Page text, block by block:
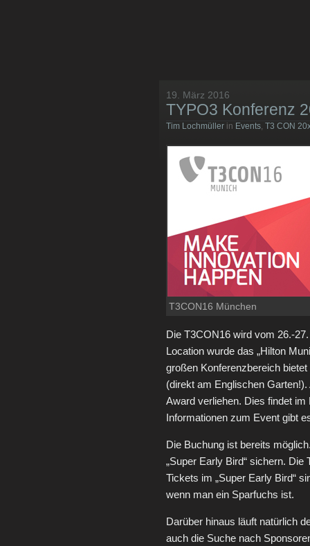
19. März 2016
TYPO3 Konferenz
Tim Lochmüller in Events, T3 CON
T3CON16 München
Die T3CON16 wird vom 26.-
Location wurde das „Hilton
großen Konferenzbereich
(direkt am Englischen
Award verliehen. Dies findet
Informationen zum Event gibt
Die Buchung ist bereits
„Super Early Bird“ sichern.
Tickets im „Super Early Bird“
wenn man ein Sparfuchs ist.
Darüber hinaus läuft natürlich
auch die Suche nach